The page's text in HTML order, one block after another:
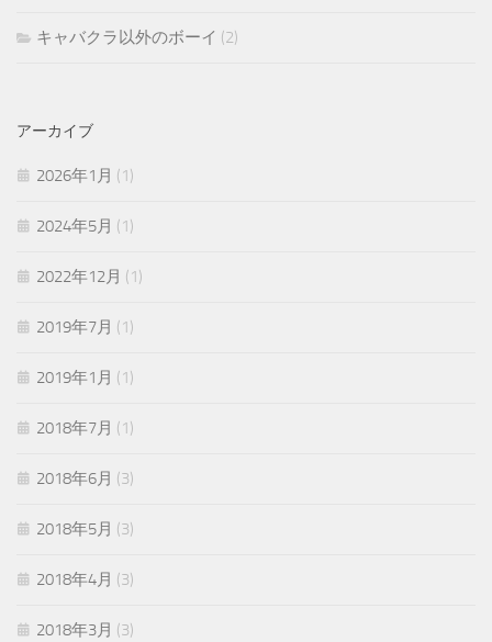
キャバクラ以外のボーイ (2)
アーカイブ
2026年1月 (1)
2024年5月 (1)
2022年12月 (1)
2019年7月 (1)
2019年1月 (1)
2018年7月 (1)
2018年6月 (3)
2018年5月 (3)
2018年4月 (3)
2018年3月 (3)